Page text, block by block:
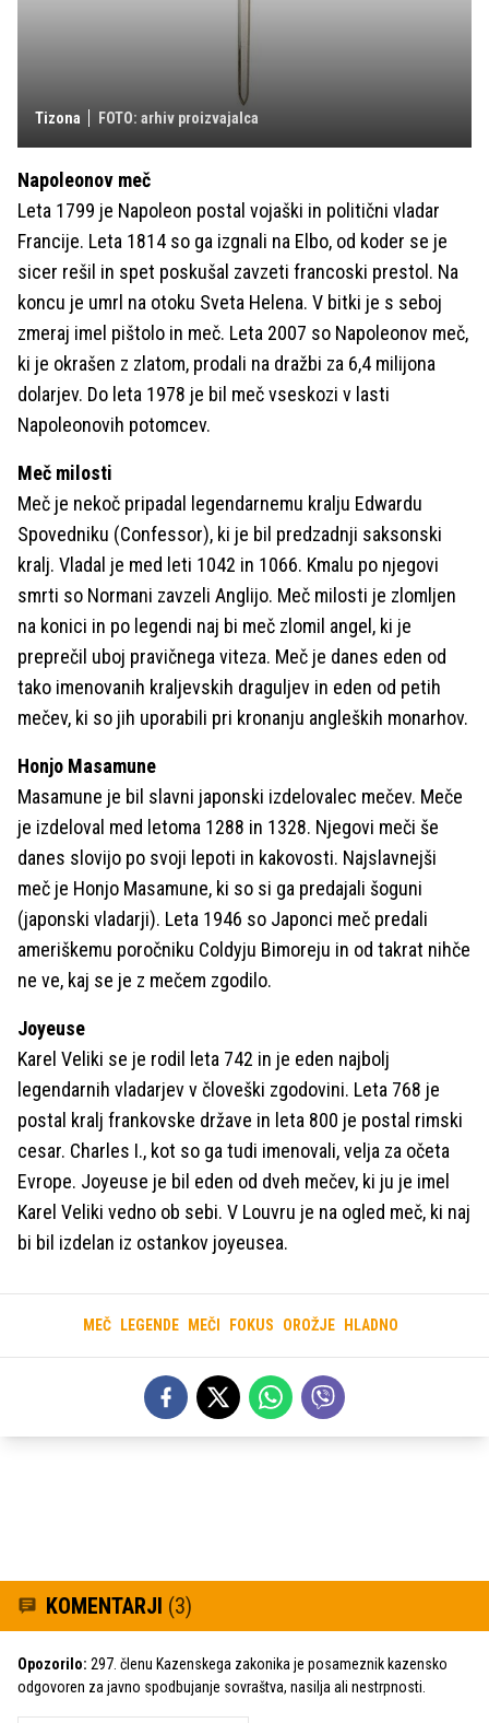
Tizona FOTO: arhiv proizvajalca
Napoleonov meč
Leta 1799 je Napoleon postal vojaški in politični vladar
Francije. Leta 1814 so ga izgnali na Elbo, od koder se je
sicer rešil in spet poskušal zavzeti francoski prestol. Na
koncu je umrl na otoku Sveta Helena. V bitki je s seboj
zmeraj imel pištolo in meč. Leta 2007 so Napoleonov meč,
ki je okrašen z zlatom, prodali na dražbi za 6,4 milijona
dolarjev. Do leta 1978 je bil meč vseskozi v lasti
Napoleonovih potomcev.
Meč milosti
Meč je nekoč pripadal legendarnemu kralju Edwardu
Spovedniku (Confessor), ki je bil predzadnji saksonski
kralj. Vladal je med leti 1042 in 1066. Kmalu po njegovi
smrti so Normani zavzeli Anglijo. Meč milosti je zlomljen
na konici in po legendi naj bi meč zlomil angel, ki je
preprečil uboj pravičnega viteza. Meč je danes eden od
tako imenovanih kraljevskih draguljev in eden od petih
mečev, ki so jih uporabili pri kronanju angleških monarhov.
Honjo Masamune
Masamune je bil slavni japonski izdelovalec mečev. Meče
je izdeloval med letoma 1288 in 1328. Njegovi meči še
danes slovijo po svoji lepoti in kakovosti. Najslavnejši
meč je Honjo Masamune, ki so si ga predajali šoguni
(japonski vladarji). Leta 1946 so Japonci meč predali
ameriškemu poročniku Coldyju Bimoreju in od takrat nihče
ne ve, kaj se je z mečem zgodilo.
Joyeuse
Karel Veliki se je rodil leta 742 in je eden najbolj
legendarnih vladarjev v človeški zgodovini. Leta 768 je
postal kralj frankovske države in leta 800 je postal rimski
cesar. Charles I., kot so ga tudi imenovali, velja za očeta
Evrope. Joyeuse je bil eden od dveh mečev, ki ju je imel
Karel Veliki vedno ob sebi. V Louvru je na ogled meč, ki naj
bi bil izdelan iz ostankov joyeusea.
MEČ LEGENDE MEČI FOKUS OROŽJE HLADNO
KOMENTARJI (3)
Opozorilo: 297. členu Kazenskega zakonika je posameznik kazensko
odgovoren za javno spodbujanje sovraštva, nasilja ali nestrpnosti.